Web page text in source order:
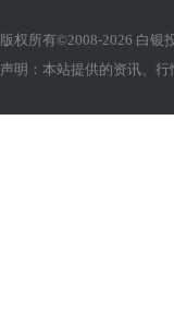
版权所有©2008-2026 白银
声明：本站提供的资讯、